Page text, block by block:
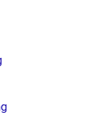
計劃，獲批
月或以上還
）